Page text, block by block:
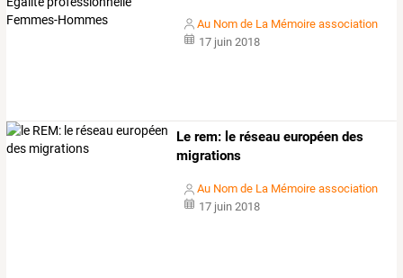
Au Nom de La Mémoire association
17 juin 2018
Le rem: le réseau européen des
migrations
Au Nom de La Mémoire association
17 juin 2018